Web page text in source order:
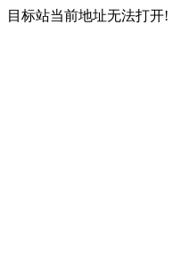
目标站当前地址无法打开!